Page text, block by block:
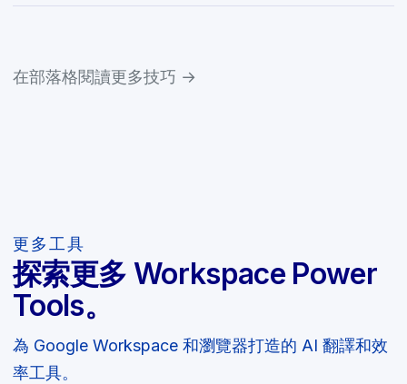
在部落格閱讀更多技巧 →
更多工具
探索更多 Workspace Power
Tools。
為 Google Workspace 和瀏覽器打造的 AI 翻譯和效
率工具。